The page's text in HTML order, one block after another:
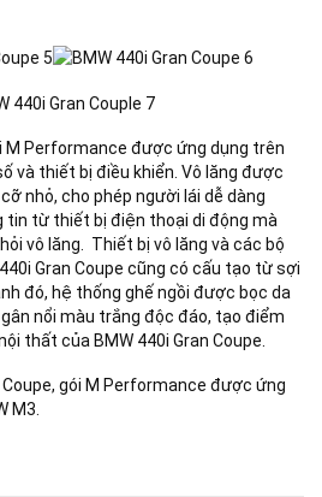
M Performance được ứng dụng trên
và thiết bị điều khiển. Vô lăng được
nhỏ, cho phép người lái dễ dàng
tin từ thiết bị điện thoại di động mà
vô lăng. Thiết bị vô lăng và các bộ
Gran Coupe cũng có cấu tạo từ sợi
đó, hệ thống ghế ngồi được bọc da
nổi màu trắng độc đáo, tạo điểm
thất của BMW 440i Gran Coupe.
Coupe, gói M Performance được ứng
M3.